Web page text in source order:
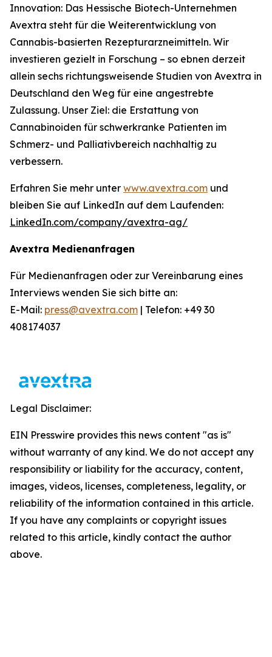
Innovation: Das Hessische Biotech-Unternehmen
Avextra steht für die Weiterentwicklung von
Cannabis-basierten Rezepturarzneimitteln. Wir
investieren gezielt in Forschung – so ebnen derzeit
allein sechs richtungsweisende Studien von Avextra in
Deutschland den Weg für eine angestrebte
Zulassung. Unser Ziel: die Erstattung von
Cannabinoiden für schwerkranke Patienten im
Schmerz- und Palliativbereich nachhaltig zu
verbessern.
Erfahren Sie mehr unter www.avextra.com und
bleiben Sie auf LinkedIn auf dem Laufenden:
LinkedIn.com/company/avextra-ag/
Avextra Medienanfragen
Für Medienanfragen oder zur Vereinbarung eines
Interviews wenden Sie sich bitte an:
E-Mail: press@avextra.com | Telefon: +49 30
408174037
Legal Disclaimer:
EIN Presswire provides this news content "as is"
without warranty of any kind. We do not accept any
responsibility or liability for the accuracy, content,
images, videos, licenses, completeness, legality, or
reliability of the information contained in this article.
If you have any complaints or copyright issues
related to this article, kindly contact the author
above.